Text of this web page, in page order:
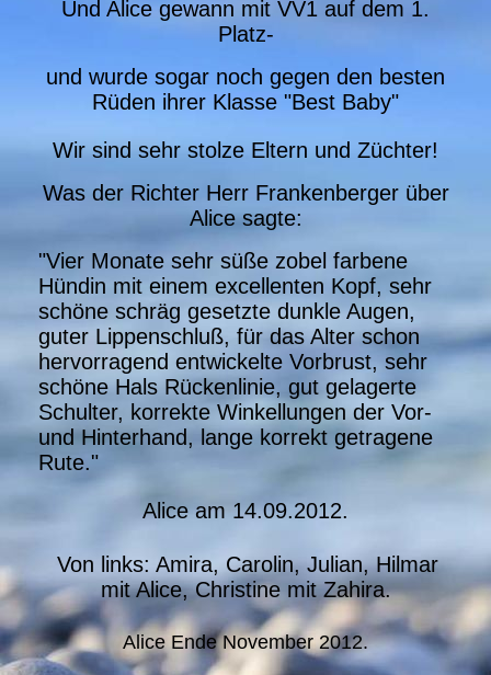
Und Alice gewann mit VV1 auf dem 1.
Platz-
und wurde sogar noch gegen den besten
Rüden ihrer Klasse "Best Baby"
Wir sind sehr stolze Eltern und Züchter!
Was der Richter Herr Frankenberger über
Alice sagte:
"Vier Monate sehr süße zobel farbene
Hündin mit einem excellenten Kopf, sehr
schöne schräg gesetzte dunkle Augen,
guter Lippenschluß, für das Alter schon
hervorragend entwickelte Vorbrust, sehr
schöne Hals Rückenlinie, gut gelagerte
Schulter, korrekte Winkellungen der Vor-
und Hinterhand, lange korrekt getragene
Rute."
Alice am 14.09.2012.
Von links: Amira, Carolin, Julian, Hilmar
mit Alice, Christine mit Zahira.
Alice Ende November 2012.